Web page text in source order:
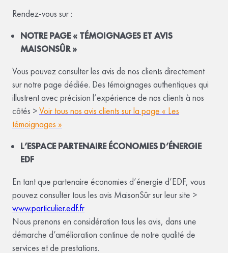
Rendez-vous sur :
NOTRE PAGE « TÉMOIGNAGES ET AVIS
MAISONSÛR »
Vous pouvez consulter les avis de nos clients directement
sur notre page dédiée. Des témoignages authentiques qui
illustrent avec précision l’expérience de nos clients à nos
côtés >Voir tous nos avis clients sur la page « Les
témoignages »
L’ESPACE PARTENAIRE ÉCONOMIES D’ÉNERGIE
EDF
En tant que partenaire économies d’énergie d’EDF, vous
pouvez consulter tous les avis MaisonSûr sur leur site >
www.particulier.edf.fr
Nous prenons en considération tous les avis, dans une
démarche d’amélioration continue de notre qualité de
services et de prestations.